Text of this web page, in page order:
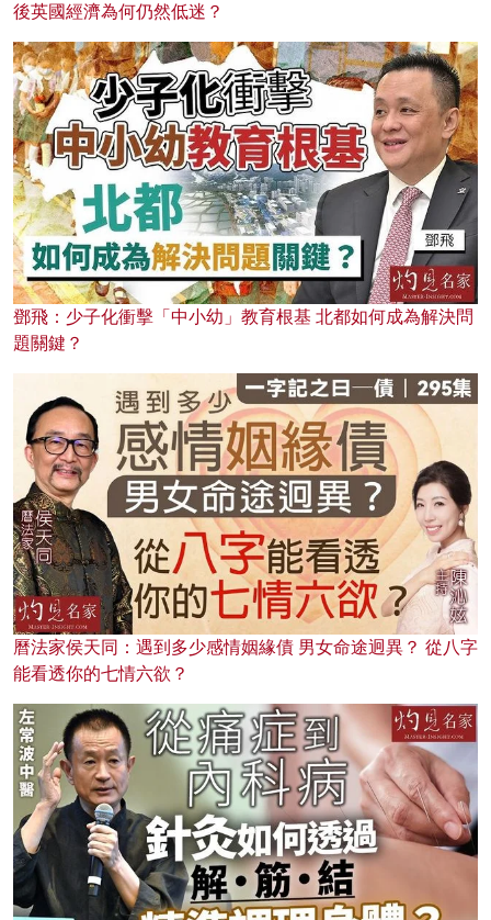
後英國經濟為何仍然低迷？
鄧飛：少子化衝擊「中小幼」教育根基 北都如何成為解決問
題關鍵？
曆法家侯天同：遇到多少感情姻緣債 男女命途迥異？ 從八字
能看透你的七情六欲？